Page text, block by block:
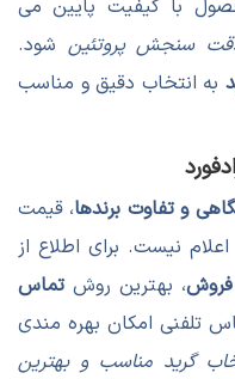
با کیفیت پایین می
سنجش پروتئین شود.
به انتخاب دقیق و مناسب
و تفاوت برندها، قیمت
نیست. برای اطلاع از
فروش، بهترین روش تماس
تلفنی امکان بهره مندی
گرید مناسب و بهترین